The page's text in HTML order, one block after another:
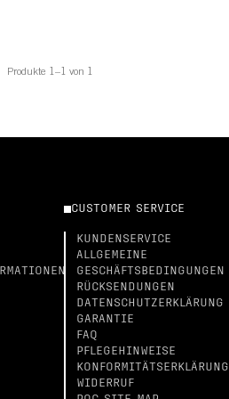
Produkte 1–1 von 1
CUSTOMER SERVICE
KUNDENSERVICE
ALLGEMEINE
GESCHÄFTSBEDINGUNGEN
RÜCKSENDUNGEN
DATENSCHUTZERKLÄRUNG
GARANTIE
FAQ
PFLEGEHINWEISE
KONFORMITÄTSERKLÄRUNG
WIDERRUF